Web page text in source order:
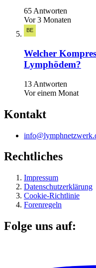
65 Antworten
Vor 3 Monaten
Welcher
Lymphödem?
13 Antworten
Vor einem Monat
Kontakt
Rechtliches
Impressum
Datenschutzerklärung
Cookie-Richtlinie
Forenregeln
Folge uns auf: